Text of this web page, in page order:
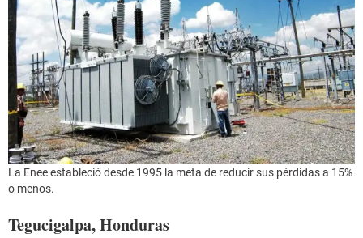
La Enee estableció desde 1995 la meta de reducir sus pérdidas a 15%
o menos.
Tegucigalpa, Honduras